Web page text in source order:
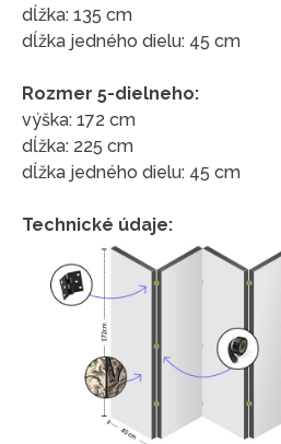
dĺžka: 135 cm
dĺžka jedného dielu: 45 cm
Rozmer 5-dielneho:
výška: 172 cm
dĺžka: 225 cm
dĺžka jedného dielu: 45 cm
Technické údaje: